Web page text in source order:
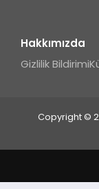
Hakkımızda
Gizlilik Bildirimi
Copyright ©